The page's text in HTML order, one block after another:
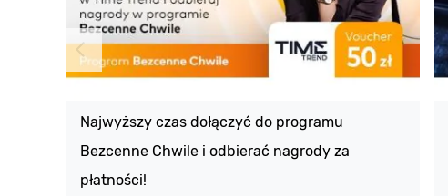
Najwyższy czas dołączyć do programu
Bezcenne Chwile i odbierać nagrody za
płatności!